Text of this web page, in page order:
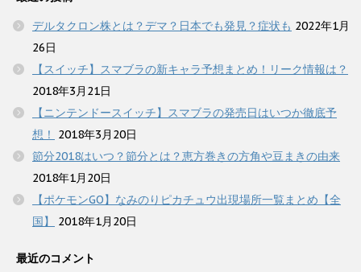
デルタクロン株とは？デマ？日本でも発見？症状も 2022年1月
26日
【スイッチ】スマブラの新キャラ予想まとめ！リーク情報は？
2018年3月21日
【ニンテンドースイッチ】スマブラの発売日はいつか徹底予
想！
2018年3月20日
節分2018はいつ？節分とは？恵方巻きの方角や豆まきの由来
2018年1月20日
【ポケモンGO】なみのりピカチュウ出現場所一覧まとめ【全
国】
2018年1月20日
最近のコメント